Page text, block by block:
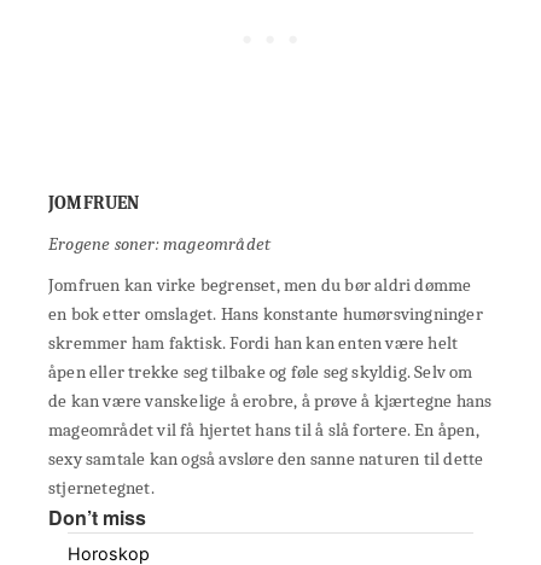
JOMFRUEN
Erogene soner: mageområdet
Jomfruen kan virke begrenset, men du bør aldri dømme
en bok etter omslaget. Hans konstante humørsvingninger
skremmer ham faktisk. Fordi han kan enten være helt
åpen eller trekke seg tilbake og føle seg skyldig. Selv om
de kan være vanskelige å erobre, å prøve å kjærtegne hans
mageområdet vil få hjertet hans til å slå fortere. En åpen,
sexy samtale kan også avsløre den sanne naturen til dette
stjernetegnet.
Don’t miss
Horoskop